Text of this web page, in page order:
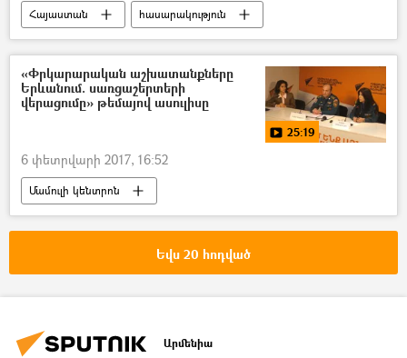
Հայաստան հասարակություն
«Փրկարարական աշխատանքները
Երևանում. սառցաշերտերի
վերացումը» թեմայով ասուլիսը
25:19
6 փետրվարի 2017, 16:52
Մամուլի կենտրոն
Տեսանյութեր մամուլի կենտրոնից
Եվս 20 հոդված
Արմենիա